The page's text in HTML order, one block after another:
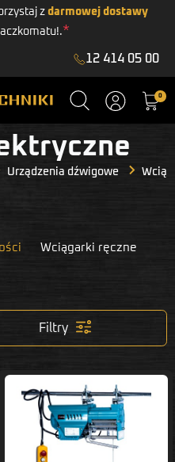
z darmowej dostawy
*
12 414 05 00
0
Urządzenia dźwigowe
Wciągarki ręczne
Filtry